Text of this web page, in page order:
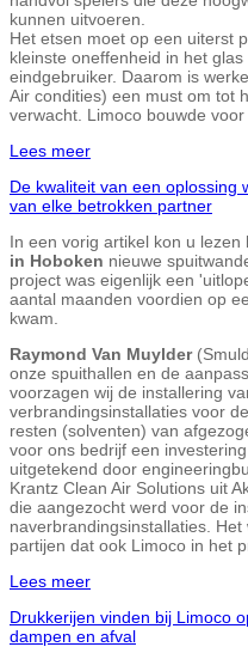
kunnen uitvoeren.
Het etsen moet op een uiterst
kleinste oneffenheid in het
eindgebruiker. Daarom is
Air condities) een must om tot
verwacht. Limoco bouwde voor
Lees meer
De kwaliteit van een oplossing
van elke betrokken partner
In een vorig artikel kon u lezen
in Hoboken nieuwe
project was eigenlijk een
aantal maanden voordien op
kwam.
Raymond Van Muylder
onze spuithallen en de
voorzagen wij de installering
verbrandingsinstallaties voor
resten (solventen) van
voor ons bedrijf een
uitgetekend door
Krantz Clean Air Solutions uit
die aangezocht werd voor de
naverbrandingsinstallaties.
partijen dat ook Limoco in het
Lees meer
Drukkerijen vinden bij Limoco
dampen en afval